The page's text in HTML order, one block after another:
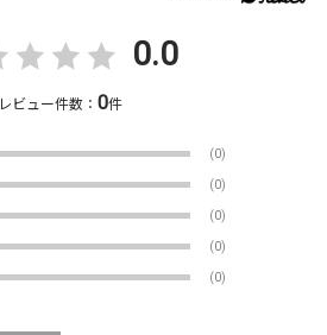
0.0
レビュー件数：0件
(0)
(0)
(0)
(0)
(0)